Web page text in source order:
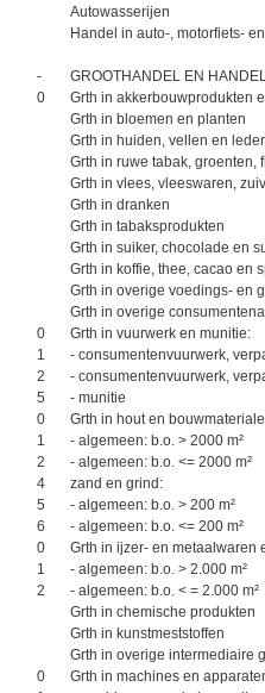
Autowasserijen
Handel in auto-, motorfiets-
-
GROOTHANDEL EN
0
Grth in akkerbouwprodukten
Grth in bloemen en planten
Grth in huiden, vellen en
Grth in ruwe tabak,
Grth in vlees, vleeswaren,
Grth in dranken
Grth in tabaksprodukten
Grth in suiker, chocolade en
Grth in koffie, thee, cacao en
Grth in overige voedings- en
Grth in overige
0
Grth in vuurwerk en munitie:
1
- consumentenvuurwerk,
2
- consumentenvuurwerk,
5
- munitie
0
Grth in hout en
1
- algemeen: b.o. > 2000 m²
2
- algemeen: b.o. <= 2000 m²
4
zand en grind:
5
- algemeen: b.o. > 200 m²
6
- algemeen: b.o. <= 200 m²
0
Grth in ijzer- en
1
- algemeen: b.o. > 2.000 m²
2
- algemeen: b.o. < = 2.000 m²
Grth in chemische produkten
Grth in kunstmeststoffen
Grth in overige intermediaire
0
Grth in machines en